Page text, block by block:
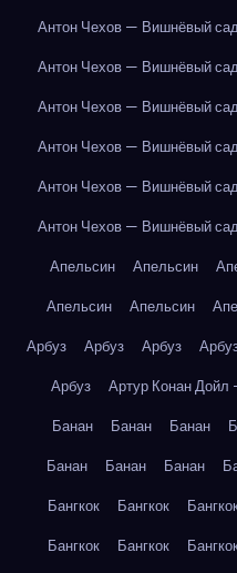
Антон Чехов — Вишнёвый
Антон Чехов — Вишнёвый
Антон Чехов — Вишнёвый
Антон Чехов — Вишнёвый
Антон Чехов — Вишнёвый
Антон Чехов — Вишнёвый
Апельсин
Апельсин
Апельсин
Апельсин
Арбуз
Арбуз Арбуз
Арбуз
Артур Конан Дойл
Банан
Банан Банан
Банан
Банан Банан
Бангкок
Бангкок
Бангкок
Бангкок